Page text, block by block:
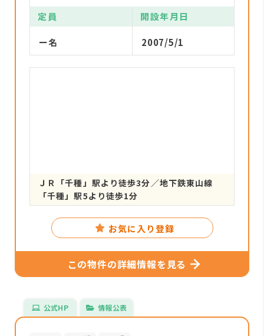
定員 開設年月日
ー名 2007/5/1
ＪＲ「千種」駅より徒歩3分／地下鉄東山線
「千種」駅5より徒歩1分
お気に入り登録
この物件の詳細情報を見る
公式HP 情報公表